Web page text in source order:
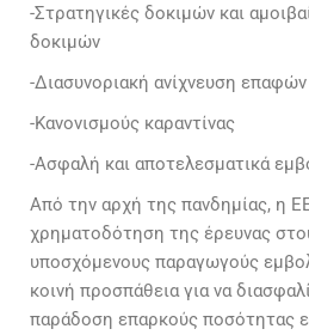
-Στρατηγικές δοκιμών και
δοκιμών
-Διασυνοριακή ανίχνευση επαφών
-Κανονισμούς καραντίνας
-Ασφαλή και αποτελεσματικά
Από την αρχή της πανδημίας, η
χρηματοδότηση της έρευνας
υποσχόμενους παραγωγούς
κοινή προσπάθεια για να
παράδοση επαρκούς ποσότητας